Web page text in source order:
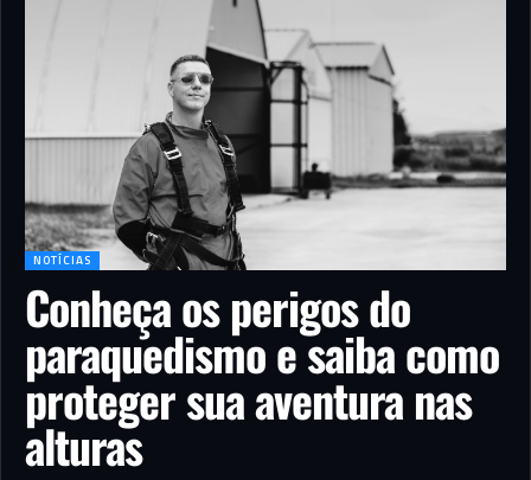
NOTÍCIAS
Conheça os perigos do
paraquedismo e saiba como
proteger sua aventura nas
alturas